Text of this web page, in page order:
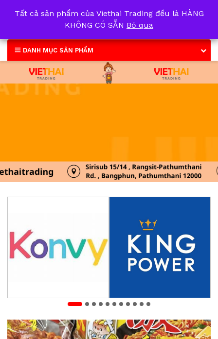
DANH MỤC SẢN PHẨM
Tất cả sản phẩm của Viethai Trading đều là HÀNG
KHÔNG CÓ SẴN Bỏ qua